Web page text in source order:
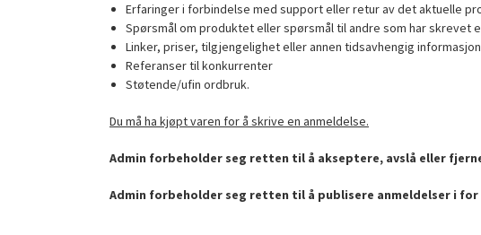
Erfaringer i forbindelse med support eller retur av det aktuelle
Spørsmål om produktet eller spørsmål til andre som har skrevet
Linker, priser, tilgjengelighet eller annen tidsavhengig
Referanser til konkurrenter
Støtende/ufin ordbruk.
Du må ha kjøpt varen for å skrive en anmeldelse.
Admin forbeholder seg retten til å akseptere, avslå eller
Admin forbeholder seg retten til å publisere anmeldelser i for